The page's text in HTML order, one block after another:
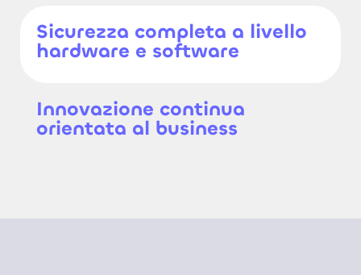
Sicurezza completa a livello
hardware e software
Innovazione continua
orientata al business